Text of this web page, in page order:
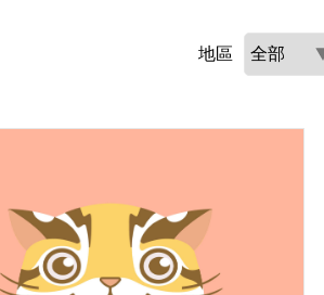
地區